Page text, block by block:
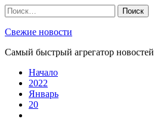
Skip
to
content
Найти:
Свежие новости
Самый быстрый агрегатор новостей
Начало
2022
Январь
20